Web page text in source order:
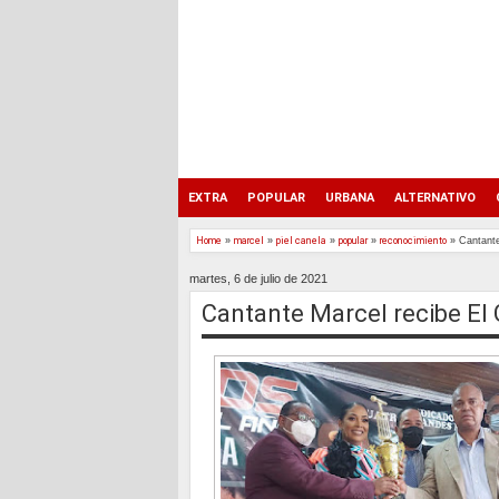
EXTRA POPULAR URBANA ALTERNATIVO
Home » marcel » piel canela » popular» reconocimiento »
martes, 6 de julio de 2021
Cantante Marcel recibe El